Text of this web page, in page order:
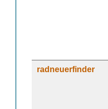
radneuerfinder